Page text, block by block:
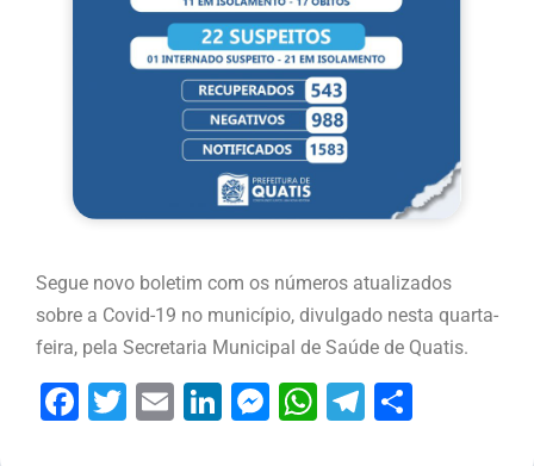
Segue novo boletim com os números atualizados
sobre a Covid-19 no município, divulgado nesta quarta-
feira, pela Secretaria Municipal de Saúde de Quatis.
Facebook
Twitter
EmailLinkedIn
Messenger
WhatsApp
Telegram